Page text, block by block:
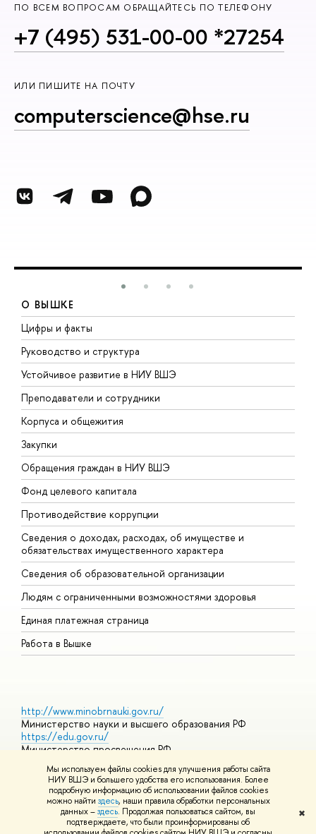
Мы используем файлы cookies для улучшения работы сайта
НИУ ВШЭ и большего удобства его использования. Более
подробную информацию об использовании файлов cookies
можно найти здесь, наши правила обработки персональных
данных –здесь. Продолжая пользоваться сайтом, вы
подтверждаете, что были проинформированы об
✖
ПО ВСЕМ ВОПРОСАМ ОБРАЩАЙТЕСЬ ПО ТЕЛЕФОНУ
+7 (495) 531-00-00 *27254
ИЛИ ПИШИТЕ НА ПОЧТУ
computerscience@hse.ru
О ВЫШКЕ
Цифры и факты
Руководство и структура
Устойчивое развитие в НИУ ВШЭ
Преподаватели и сотрудники
Корпуса и общежития
Закупки
Обращения граждан в НИУ ВШЭ
Фонд целевого капитала
Противодействие коррупции
Сведения о доходах, расходах, об имуществе и
обязательствах имущественного характера
Сведения об образовательной организации
Людям с ограниченными возможностями здоровья
Единая платежная страница
Работа в Вышке
http://www.minobrnauki.gov.ru/
Министерство науки и высшего образования РФ
https://edu.gov.ru/
Министерство просвещения РФ
https://elearning.hse.ru/mooc
Массовые открытые онлайн-курсы
© НИУ ВШЭ 1993–2026 Адреса и контактыУсловия
использования материалов Политика конфиденциальности